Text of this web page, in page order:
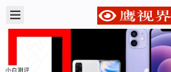
鹰视界 @ 鹰视界